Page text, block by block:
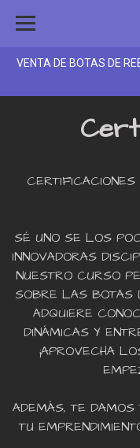
VENTA DE BOTAS DE
SÉ UNO SE LOS
INNOVADORAS
NUESTRO CURSO
SOBRE LAS BOTAS
ADQUIERE
DINÁMICAS Y
¡APROVECHA
ADEMÁS, TE
TU